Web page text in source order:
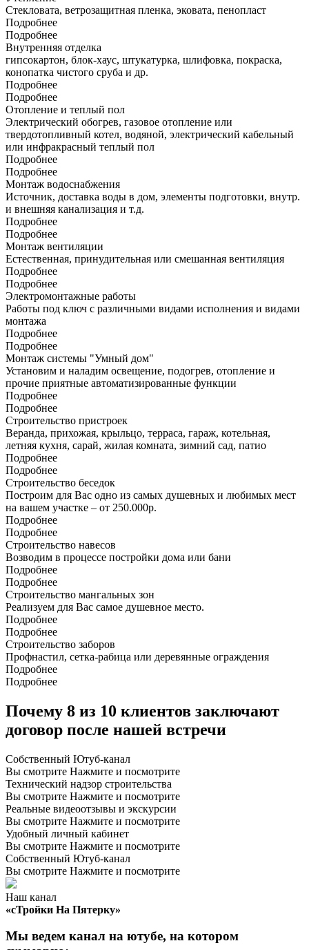
Стекловата, ветрозащитная пленка, эковата, пенопласт
Подробнее
Подробнее
Внутренняя отделка
гипсокартон, блок-хаус, штукатурка, шлифовка, покраска,
конопатка чистого сруба и др.
Подробнее
Подробнее
Отопление и теплый пол
Электрический обогрев, газовое отопление или
твердотопливный котел, водяной, электрический кабельный
или инфракрасный теплый пол
Подробнее
Подробнее
Монтаж водоснабжения
Источник, доставка воды в дом, элементы подготовки, внутр.
и внешняя канализация и т.д.
Подробнее
Подробнее
Монтаж вентиляции
Естественная, принудительная или смешанная вентиляция
Подробнее
Подробнее
Электромонтажные работы
Работы под ключ с различными видами исполнения и видами
монтажа
Подробнее
Подробнее
Монтаж системы "Умный дом"
Установим и наладим освещение, подогрев, отопление и
прочие приятные автоматизированные функции
Подробнее
Подробнее
Строительство пристроек
Веранда, прихожая, крыльцо, терраса, гараж, котельная,
летняя кухня, сарай, жилая комната, зимний сад, патио
Подробнее
Подробнее
Строительство беседок
Построим для Вас одно из самых душевных и любимых мест
на вашем участке – от 250.000р.
Подробнее
Подробнее
Строительство навесов
Возводим в процессе постройки дома или бани
Подробнее
Подробнее
Строительство мангальных зон
Реализуем для Вас самое душевное место.
Подробнее
Подробнее
Строительство заборов
Профнастил, сетка-рабица или деревянные ограждения
Подробнее
Подробнее
Почему 8 из 10 клиентов заключают
договор после нашей встречи
Собственный Ютуб-канал
Вы смотрите Нажмите и посмотрите
Технический надзор строительства
Вы смотрите Нажмите и посмотрите
Реальные видеоотзывы и экскурсии
Вы смотрите Нажмите и посмотрите
Удобный личный кабинет
Вы смотрите Нажмите и посмотрите
Собственный Ютуб-канал
Вы смотрите Нажмите и посмотрите
Наш канал
«сТройки На Пятерку»
Мы ведем канал на ютубе, на котором